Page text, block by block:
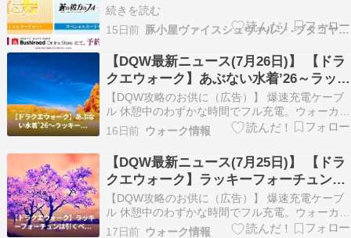
続きを読む
15日前
豚小屋ヴァイスシュヴァルツ -ブタゴヤWS-
【DQW最新ニュース(7月26日)】 【ドラ
クエウォーク】あぶない水着’26～ラッキ
ーフォーチュン～ガチャ40連 （自動投
稿・他サイトに飛びます）
【DQW攻略のお供に（広告）】 爆速充電ケーブ
ル 休憩中のわずかな時間でフル充電。ウォーカー
の必需品です。 Amazonでチェックする みんな、
ドラクエウォークの夏イベント楽しんでる？ 今年
もついに来た！「あぶない水着’26」ガチャに挑
戦してきたよ！ ラッキーフォーチュン装備を…
16日前 ウォーク情報
【DQW最新ニュース(7月25日)】 【ドラ
クエウォーク】ラッキーフォーチュンは
引くべき？回復・幸運・延長性能を巡る
評価 （自動投稿・他サイトに飛びます）
【DQW攻略のお供に（広告）】 爆速充電ケーブ
ル 休憩中のわずかな時間でフル充電。ウォーカー
の必需品です。 Amazonでチェックする ドラクエ
17日前 ウォーク情報